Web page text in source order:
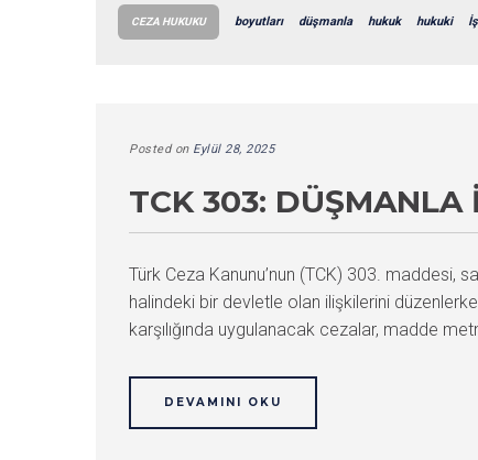
CEZA HUKUKU boyutları düşmanla hukuk hukuki İş
Posted on Eylül 28, 2025
TCK 303: DÜŞMANLA
Türk Ceza Kanunu’nun (TCK) 303. maddesi,
halindeki bir devletle olan ilişkilerini
karşılığında uygulanacak cezalar, madde
DEVAMINI OKU